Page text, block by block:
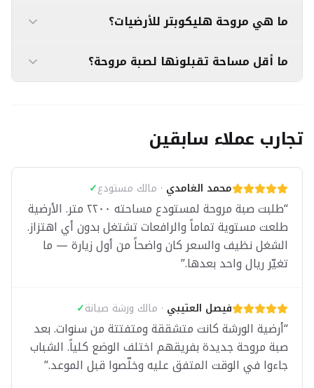
مواقع المصارف.
نعم ننفّذ صبة مروحة في مختلف مناطق المملكة.
للمشاريع البعيدة قد يُضاف مبلغ بسيط لتنقل الفريق
ما هي مروحة هليكوبتر للأرضيات؟
مروحة هليكوبتر للأرضيات هي نفس ماكينة صبة مروحة
— ماكينة دوارة بريش معدنية تدور فوق الخرسانة
الطازجة لتنعيم السطح وإغلاق مساماته. تُسمّى
ما أقل مساحة تقبلونها لصبة مروحة؟
تجارب عملاء سابقين
محمد الغامدي · مالك مستودع✓
“
طلبت صبة مروحة لمستودع مساحته ٢٢٠٠ متر. الأرضية
طلعت مستوية تماماً والرافعات تشتغل بدون أي اهتزاز.
الشغل نظيف والسعر كان واضحاً من أول زيارة — ما
تغيّر ريال واحد بعدها.”
فيصل العتيبي · مالك ورشة صيانة✓
“أرضية الورشة كانت متشققة ومتفتتة من سنوات. بعد
صبة مروحة جديدة بفريقهم اختلف الوضع كلياً. الشباب
جاءوا في الوقت المتفق عليه وخلّصوا قبل الموعد.”